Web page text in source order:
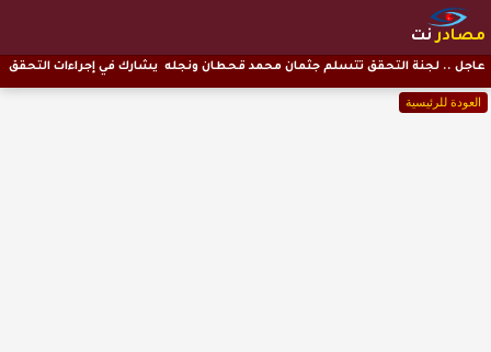
مصادرنت
العودة للرئيسية
عاجل .. لجنة التحقق تتسلم جثمان محمد قحطان ونجله يشارك في إجراءات التحقق